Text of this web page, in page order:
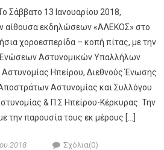
Σάββατο 13 Ιανουαρίου 2018,
αίθουσα εκδηλώσεων «ΑΛΕΚΟΣ» στο
χοροεσπερίδα – κοπή πίτας, με την
Αστυνομικών Υπαλλήλων
Ηπείρου, Διεθνούς Ένωσης
Αστυνομίας και Συλλόγου
& Π.Σ Ηπείρου-Κέρκυρας. Την
την παρουσία τους εκ μέρους […]
2018 Author Σχόλια(0)